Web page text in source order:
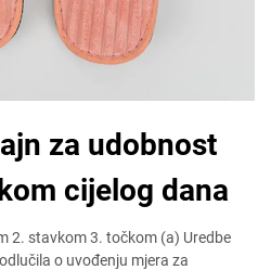
za udobnost
cijelog dana
2. stavkom 3. točkom (a) Uredbe
o uvođenju mjera za